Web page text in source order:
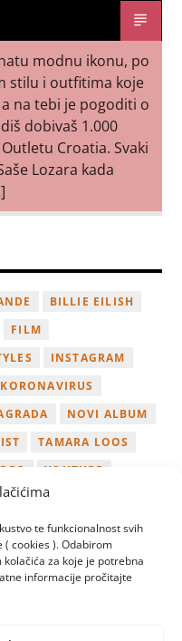
te funkcionalnost svih
cookies ). Odabirom
kolačića za koje je potrebna
informacije pročitajte
modnu ikonu, po
stilu i outfitima koje
na tebi je pogoditi o
dobivaš 1.000
Croatia. Svaki
Lozara kada
BILLIE EILISH
FILM
INSTAGRAM
KORONAVIRUS
NOVI ALBUM
TAMARA LOOS
YOUTUBE